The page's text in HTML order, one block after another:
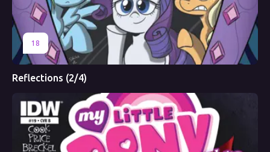
18
Reflections (2/4)